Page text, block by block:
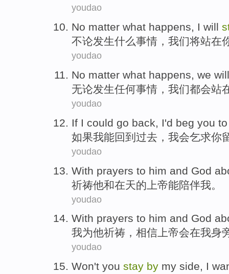
youdao
No matter what happens, I will
不论发生什么事情， 我们将站在
youdao
No matter what happens, we will
无论发生任何事情， 我们都会站
youdao
If I could go back, I'd beg you
如果我能回到 过去， 我会乞求你
youdao
With prayers to him and God
祈祷他和在天的上帝能陪伴我。
youdao
With prayers to him and God
我为他祈祷，相信 上帝会在我身
youdao
Won't you stay by my side, I